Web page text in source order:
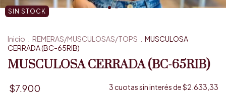
SIN STOCK
Inicio REMERAS/MUSCULOSAS/TOPS
MUSCULOSA
CERRADA (BC-65RIB)
MUSCULOSA CERRADA (BC-65RIB)
$7.900 3cuotas sin interés de$2.633,33